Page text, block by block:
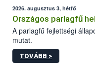
2026. augusztus 3, hétfő
Országos parlagfű
A parlagfű fejlettségi
mutat.
TOVÁBB >